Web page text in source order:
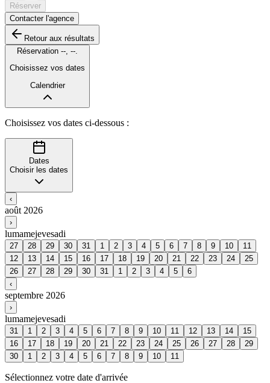
Réserver
Contacter l'agence
Retour aux résultats
Réservation -- --
Choisissez vos dates
Calendrier
Choisissez vos dates ci-dessous :
Dates
Choisir les dates
‹
août 2026
›
lumamejevesadi
27 28 29 30 31 1 2 3 4 5 6 7 8 9 10
11
12
13 14 15 16 17 18 19 20 21 22 23 24
25
26
27 28 29 30 31 1 2 3 4 5
6
‹
septembre 2026
›
lumamejevesadi
31 1 2 3 4 5 6 7 8 9 10 11 12 13 14
15
16
17 18 19 20 21 22 23 24 25 26 27 28
29
30
1 2 3 4 5 6 7 8 9 10 11
Sélectionnez votre date d'arrivée